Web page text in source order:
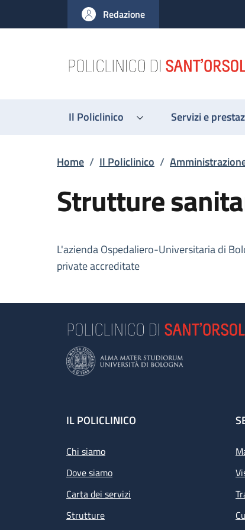
al contenuto principale
to footer content
Redazione
Il Policlinico Servizi e
Briciole di pane
Home / Il Policlinico /
Strutture
Descrizione
L'azienda Ospedaliero-Universitaria di
private accreditate
Footer
IL POLICLINICO
Chi siamo
Dove siamo
Carta dei servizi
Strutture